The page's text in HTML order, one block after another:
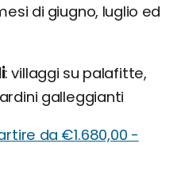
di giugno, luglio ed
villaggi su palafitte,
galleggianti
da €1.680,00 -